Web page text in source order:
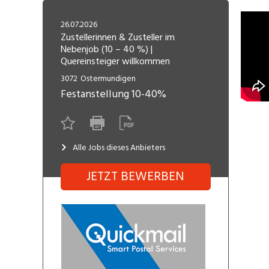
Freelance
Lehrstelle
Engineering, Technik, Architektur
Gastronomie, Hotellerie,
Tourismus, Lebensmittel
Informatik, Telekommunikation
Marketing, Kommunikation,
Medien, Druck
Sicherheit, Rettung, Polizei, Zoll
26.07.2026
Zustellerinnen & Zusteller im
Nebenjob (10 – 40 %) |
Quereinsteiger willkommen
3072 Ostermundigen
Festanstellung10-40%
Alle Jobs dieses Anbieters
JETZT BEWERBEN